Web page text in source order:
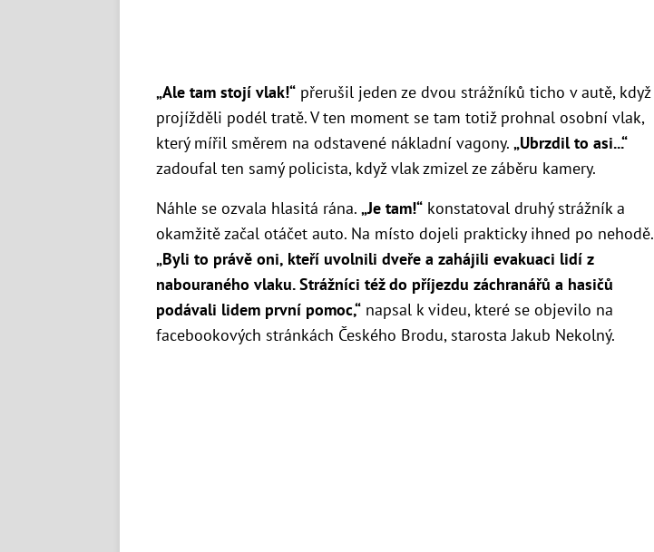
„Ale tam stojí vlak!“ přerušil jeden ze dvou strážníků ticho v autě, když
projížděli podél tratě. V ten moment se tam totiž prohnal osobní vlak,
který mířil směrem na odstavené nákladní vagony. „Ubrzdil to asi...“
zadoufal ten samý policista, když vlak zmizel ze záběru kamery.
Náhle se ozvala hlasitá rána. „Je tam!“ konstatoval druhý strážník a
okamžitě začal otáčet auto. Na místo dojeli prakticky ihned po nehodě.
„Byli to právě oni, kteří uvolnili dveře a zahájili evakuaci lidí z
nabouraného vlaku. Strážníci též do příjezdu záchranářů a hasičů
podávali lidem první pomoc,“ napsal k videu, které se objevilo na
facebookových stránkách Českého Brodu, starosta Jakub Nekolný.